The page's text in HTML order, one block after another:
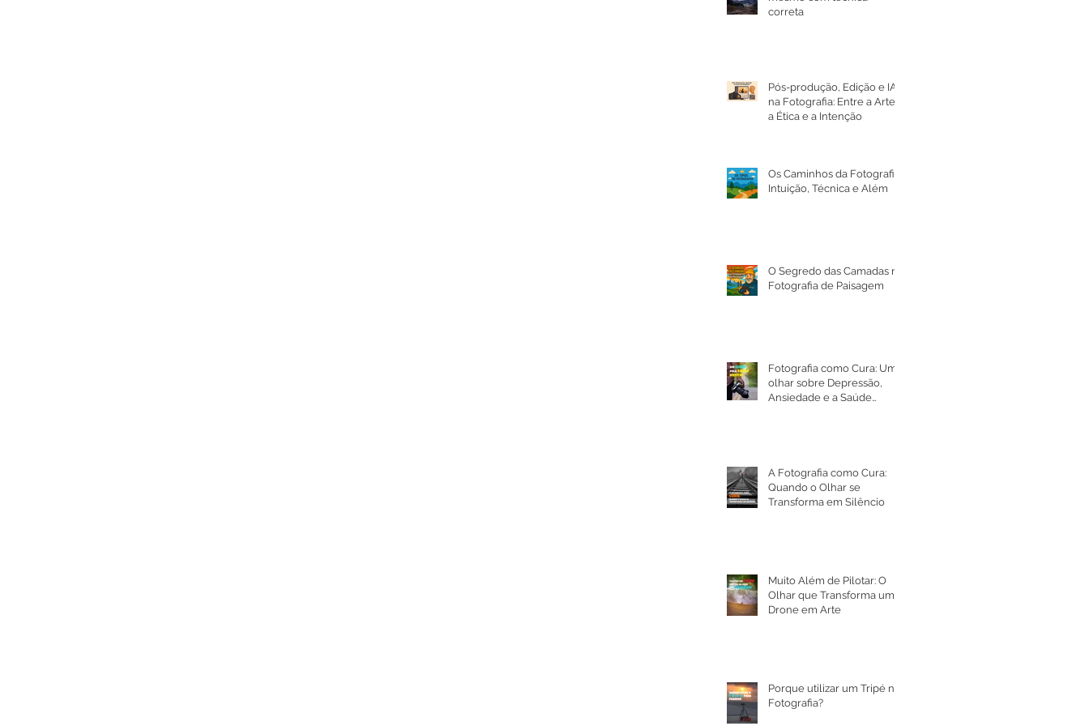
correta
Pós-produção, Edição e IA
na Fotografia: Entre a Arte,
a Ética e a Intenção
Os Caminhos da Fotografia:
Intuição, Técnica e Além
O Segredo das Camadas na
Fotografia de Paisagem
Fotografia como Cura: Um
olhar sobre Depressão,
Ansiedade e a Saúde
A Fotografia como Cura:
Quando o Olhar se
Transforma em Silêncio
Muito Além de Pilotar: O
Olhar que Transforma um
Drone em Arte
Porque utilizar um Tripé na
Fotografia?